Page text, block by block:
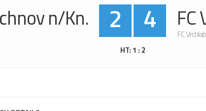
n/Kn. 2 FC
FC
4
HT: 1 : 2
HT: 1 : 2